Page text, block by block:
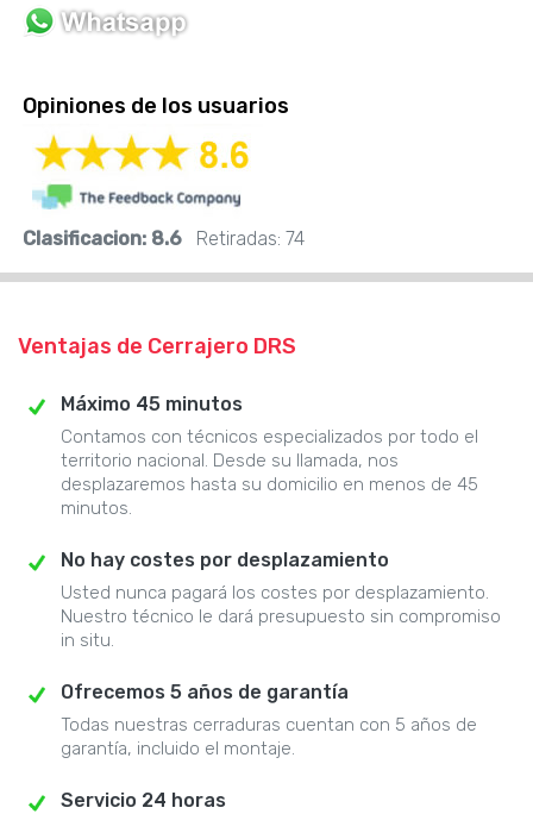
Opiniones de los usuarios
Clasificacion: 8.6 Retiradas: 74
Ventajas de Cerrajero DRS
Máximo 45 minutos
Contamos con técnicos especializados por todo el
territorio nacional. Desde su llamada, nos
desplazaremos hasta su domicilio en menos de 45
minutos.
No hay costes por desplazamiento
Usted nunca pagará los costes por desplazamiento.
Nuestro técnico le dará presupuesto sin compromiso
in situ.
Ofrecemos 5 años de garantía
Todas nuestras cerraduras cuentan con 5 años de
garantía, incluido el montaje.
Servicio 24 horas